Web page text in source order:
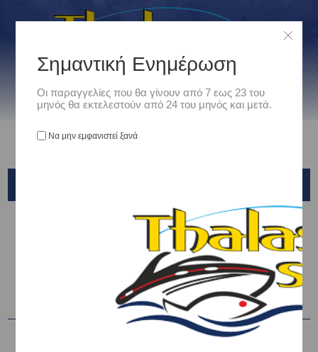
ΑΓΚΙΣΤΡΙΑ - ΣΑΛΑΓΚΙΕΣ- ASSIST /
ΔΙΧΑΛΑ - DUBLE / YAMASHITA
Σημαντική Ενημέρωση
Οι παραγγελίες που θα γίνουν από 7 εως 23 του
μηνός θα εκτελεστούν από 24 του μηνός και μετά.
Να μην εμφανιστεί ξανά